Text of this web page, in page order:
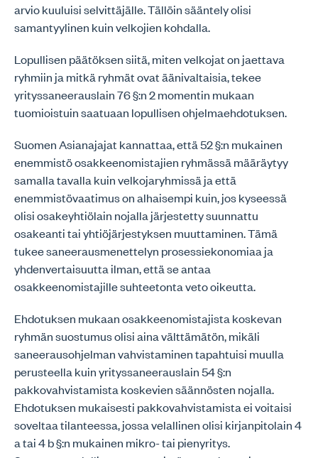
arvio kuuluisi selvittäjälle. Tällöin sääntely olisi
samantyylinen kuin velkojien kohdalla.
Lopullisen päätöksen siitä, miten velkojat on jaettava
ryhmiin ja mitkä ryhmät ovat äänivaltaisia, tekee
yrityssaneerauslain 76 §:n 2 momentin mukaan
tuomioistuin saatuaan lopullisen ohjelmaehdotuksen.
Suomen Asianajajat kannattaa, että 52 §:n mukainen
enemmistö osakkeenomistajien ryhmässä määräytyy
samalla tavalla kuin velkojaryhmissä ja että
enemmistövaatimus on alhaisempi kuin, jos kyseessä
olisi osakeyhtiölain nojalla järjestetty suunnattu
osakeanti tai yhtiöjärjestyksen muuttaminen. Tämä
tukee saneerausmenettelyn prosessiekonomiaa ja
yhdenvertaisuutta ilman, että se antaa
osakkeenomistajille suhteetonta veto oikeutta.
Ehdotuksen mukaan osakkeenomistajista koskevan
ryhmän suostumus olisi aina välttämätön, mikäli
saneerausohjelman vahvistaminen tapahtuisi muulla
perusteella kuin yrityssaneerauslain 54 §:n
pakkovahvistamista koskevien säännösten nojalla.
Ehdotuksen mukaisesti pakkovahvistamista ei voitaisi
soveltaa tilanteessa, jossa velallinen olisi kirjanpitolain 4
a tai 4 b §:n mukainen mikro- tai pienyritys.